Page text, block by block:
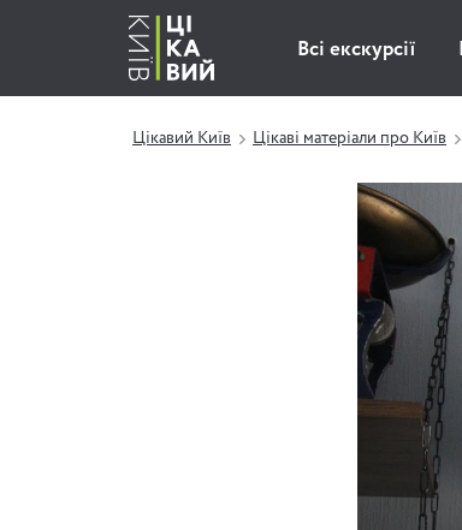
Всі екскурсії
Цікавий Київ Цікаві матеріали про Київ